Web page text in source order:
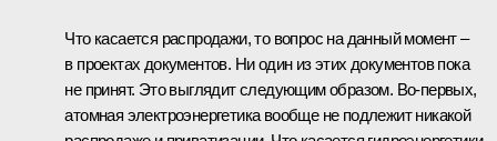
Что касается распродажи, то вопрос на данный момент –
в проектах документов. Ни один из этих документов пока
не принят. Это выглядит следующим образом. Во‑первых,
атомная электроэнергетика вообще не подлежит никакой